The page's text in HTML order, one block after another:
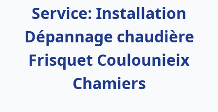
Service: Installation
Dépannage chaudière
Frisquet Coulounieix
Chamiers